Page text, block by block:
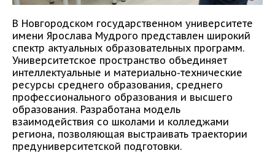
В Новгородском государственном университете
имени Ярослава Мудрого представлен широкий
спектр актуальных образовательных программ.
Университетское пространство объединяет
интеллектуальные и материально-технические
ресурсы среднего образования, среднего
профессионального образования и высшего
образования. Разработана модель
взаимодействия со школами и колледжами
региона, позволяющая выстраивать траектории
предуниверситетской подготовки.